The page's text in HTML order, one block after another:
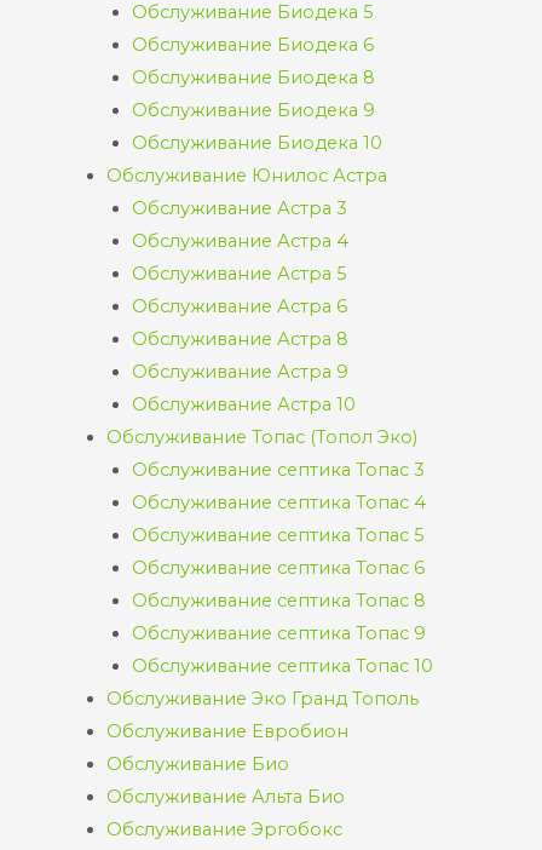
Обслуживание Биодека 5
Обслуживание Биодека 6
Обслуживание Биодека 8
Обслуживание Биодека 9
Обслуживание Биодека 10
Обслуживание Юнилос Астра
Обслуживание Астра 3
Обслуживание Астра 4
Обслуживание Астра 5
Обслуживание Астра 6
Обслуживание Астра 8
Обслуживание Астра 9
Обслуживание Астра 10
Обслуживание Топас (Топол Эко)
Обслуживание септика Топас 3
Обслуживание септика Топас 4
Обслуживание септика Топас 5
Обслуживание септика Топас 6
Обслуживание септика Топас 8
Обслуживание септика Топас 9
Обслуживание септика Топас 10
Обслуживание Эко Гранд Тополь
Обслуживание Евробион
Обслуживание Био
Обслуживание Альта Био
Обслуживание Эргобокс